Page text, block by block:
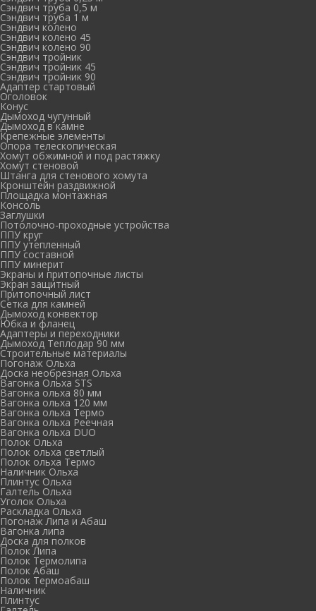
Сэндвич труба 0,5 м
Сэндвич труба 1 м
Сэндвич колено
Сэндвич колено 45
Сэндвич колено 90
Сэндвич тройник
Сэндвич тройник 45
Сэндвич тройник 90
Адаптер стартовый
Оголовок
Конус
Дымоход чугунный
Дымоход в камне
Крепежные элементы
Опора телескопическая
Хомут обжимной и под растяжку
Хомут стеновой
Штанга для стенового хомута
Кронштейн раздвижной
Площадка монтажная
Консоль
Заглушки
Потолочно-проходные устройства
ППУ круг
ППУ утепленный
ППУ составной
ППУ минерит
Экраны и притопочные листы
Экран защитный
Притопочный лист
Сетка для камней
Дымоход конвектор
Юбка и фланец
Адаптеры и переходники
Дымоход Теплодар 90 мм
Cтроительные материалы
Погонаж Ольха
Доска необрезная Ольха
Вагонка Ольха STS
Вагонка ольха 80 мм
Вагонка ольха 120 мм
Вагонка ольха Термо
Вагонка ольха Реечная
Вагонка ольха DUO
Полок Ольха
Полок ольха светлый
Полок ольха Термо
Наличник Ольха
Плинтус Ольха
Галтель Ольха
Уголок Ольха
Раскладка Ольха
Погонаж Липа и Абаш
Вагонка липа
Доска для полков
Полок Липа
Полок Термолипа
Полок Абаш
Полок Термоабаш
Наличник
Плинтус